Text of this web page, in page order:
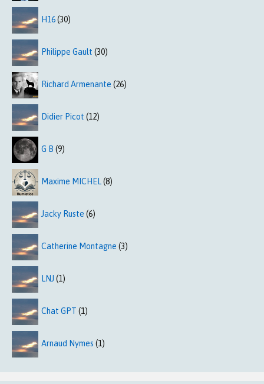
H16(30)
Philippe Gault (30)
Richard Armenante (26)
Didier Picot (12)
G B (9)
Maxime MICHEL(8)
Jacky Ruste (6)
Catherine Montagne (3)
LNJ (1)
Chat GPT (1)
Arnaud Nymes (1)